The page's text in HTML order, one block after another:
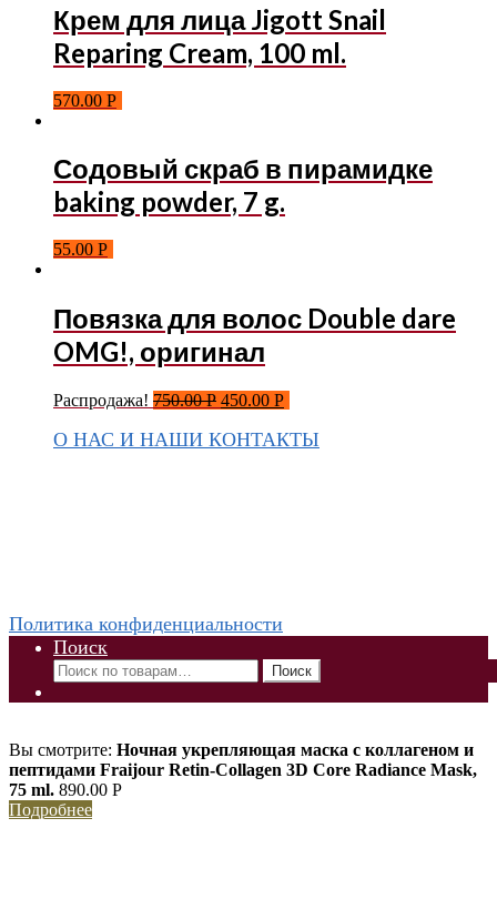
Крем для лица Jigott Snail
Reparing Cream, 100 ml.
570.00 Р
Содовый скраб в пирамидке
baking powder, 7 g.
55.00 Р
Повязка для волос Double dare
OMG!, оригинал
Распродажа! 750.00Р 450.00 Р
О НАС И НАШИ КОНТАКТЫ
Политика конфиденциальности
Поиск
Искать: Поиск
Вы смотрите: Ночная укрепляющая маска с коллагеном и
пептидами Fraijour Retin-Collagen 3D Core Radiance Mask,
75 ml. 890.00 Р
Подробнее